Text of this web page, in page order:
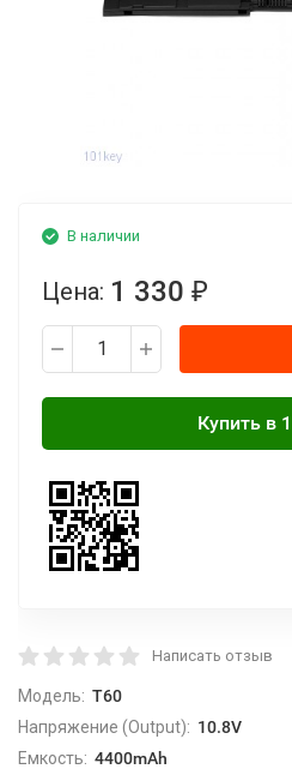
В наличии
Цена: 1 330 ₽
Написать отзыв
Модель: T60
Напряжение (Output): 10.8V
Емкость: 4400mAh